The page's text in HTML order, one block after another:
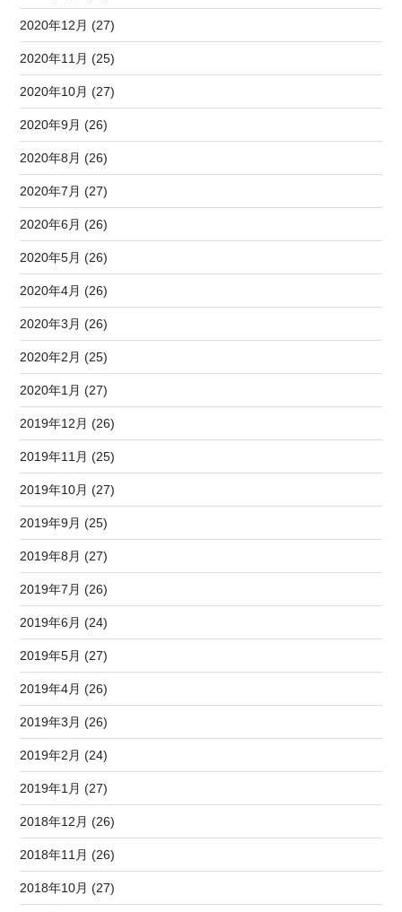
2020年12月 (27)
2020年11月 (25)
2020年10月 (27)
2020年9月 (26)
2020年8月 (26)
2020年7月 (27)
2020年6月 (26)
2020年5月 (26)
2020年4月 (26)
2020年3月 (26)
2020年2月 (25)
2020年1月 (27)
2019年12月 (26)
2019年11月 (25)
2019年10月 (27)
2019年9月 (25)
2019年8月 (27)
2019年7月 (26)
2019年6月 (24)
2019年5月 (27)
2019年4月 (26)
2019年3月 (26)
2019年2月 (24)
2019年1月 (27)
2018年12月 (26)
2018年11月 (26)
2018年10月 (27)